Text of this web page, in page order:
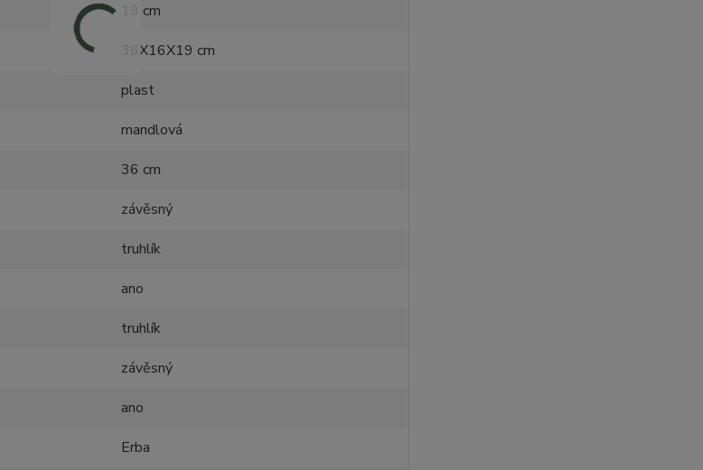
19 cm
36X16X19 cm
plast
mandlová
36 cm
závěsný
truhlík
ano
truhlík
závěsný
ano
Erba